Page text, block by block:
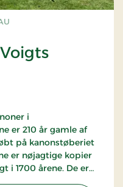
i
er 210 år gamle af
på kanonstøberiet
er nøjagtige kopier
i 1700 årene. De er